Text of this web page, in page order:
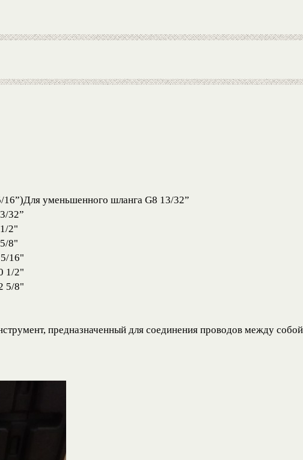
уменьшенного шланга G8 13/32”
32”
2"
8"
16"
1/2"
5/8"
предназначенный для соединения проводов между